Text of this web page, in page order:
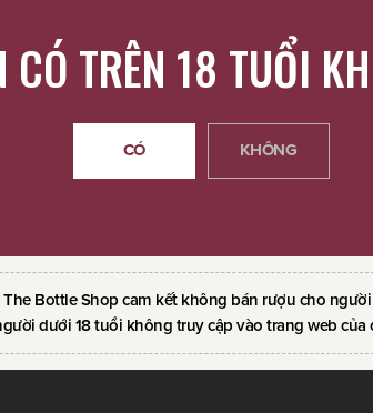
CÓ TRÊN 18 TUỔI
CÓ KHÔNG
Bottle Shop cam kết không bán rượu cho
dưới 18 tuổi không truy cập vào trang web của